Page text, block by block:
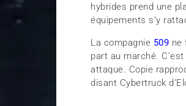
hybrides prend une
équipements s’y
La compagnie 509 ne
part au marché.
attaque. Copie
disant Cybertruck